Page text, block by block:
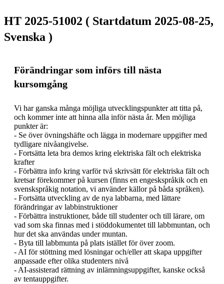
HT 2025-51002 ( Startdatum 2025-08-25,
Svenska )
Förändringar som införs till nästa
kursomgång
Vi har ganska många möjliga utvecklingspunkter att titta på,
och kommer inte att hinna alla inför nästa år. Men möjliga
punkter är:
- Se över övningshäfte och lägga in modernare uppgifter med
tydligare nivåangivelse.
- Fortsätta leta bra demos kring elektriska fält och elektriska
krafter
- Förbättra info kring varför två skrivsätt för elektriska fält och
kretsar förekommer på kursen (finns en engeskspråkik och en
svenskspråkig notation, vi använder källor på båda språken).
- Fortsätta utveckling av de nya labbarna, med lättare
förändringar av labbinstruktioner
- Förbättra instruktioner, både till studenter och till lärare, om
vad som ska finnas med i stöddokumentet till labbmuntan, och
hur det ska användas under muntan.
- Byta till labbmunta på plats istället för över zoom.
- AI för stöttning med lösningar och/eller att skapa uppgifter
anpassade efter olika studenters nivå
- AI-assisterad rättning av inlämningsuppgifter, kanske också
av tentauppgifter.